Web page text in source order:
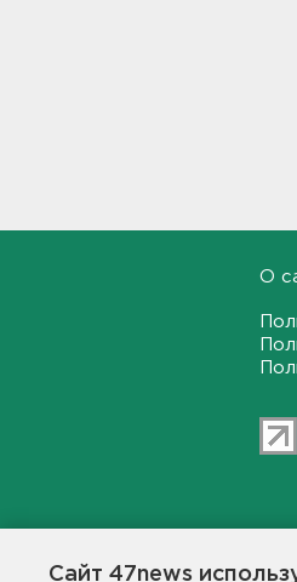
Сайт 47news
В Севастополе
БПЛА повреждены
О